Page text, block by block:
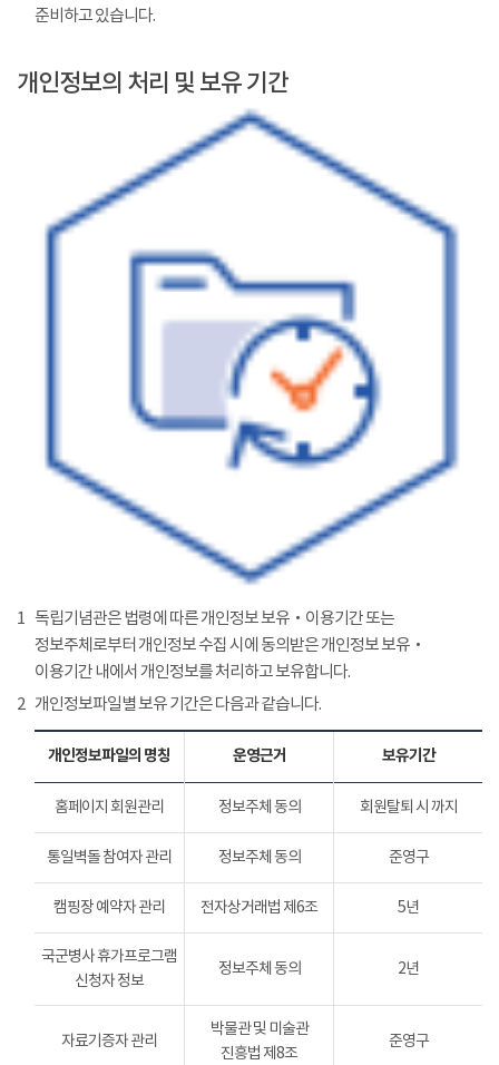
준비하고 있습니다.
개인정보의 처리 및 보유 기간
1 독립기념관은 법령에 따른 개인정보 보유‧이용기간 또는
정보주체로부터 개인정보 수집 시에 동의받은 개인정보 보유‧
이용기간 내에서 개인정보를 처리하고 보유합니다.
2 개인정보파일별 보유 기간은 다음과 같습니다.
개인정보파일의 명칭 운영근거 보유기간
홈페이지 회원관리 정보주체 동의 회원탈퇴 시 까지
통일벽돌 참여자 관리 정보주체 동의 준영구
캠핑장 예약자 관리 전자상거래법 제6조 5년
국군병사 휴가프로그램
신청자 정보
정보주체 동의 2년
자료기증자 관리
박물관 및 미술관
진흥법 제8조
준영구